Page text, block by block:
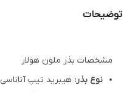
توضیحات
مشخصات بذر ملون هولار
نوع بذر: هیبرید تیپ آناناسی